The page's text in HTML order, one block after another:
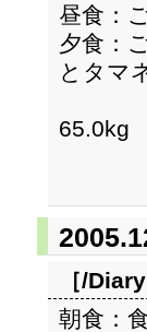
昼食：
夕食：
とタマ
65.0kg
［/Diary
朝食：